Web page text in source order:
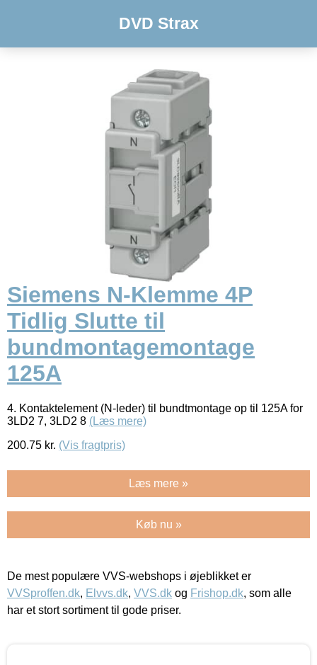
DVD Strax
Siemens N-Klemme 4P
Tidlig Slutte til
bundmontagemontage
125A
4. Kontaktelement (N-leder) til bundtmontage op til 125A for
3LD2 7, 3LD2 8 (Læs mere)
200.75 kr. (Vis fragtpris)
Læs mere »
Køb nu »
De mest populære VVS-webshops i øjeblikket er
VVSproffen.dk, Elvvs.dk, VVS.dk og Frishop.dk, som alle
har et stort sortiment til gode priser.